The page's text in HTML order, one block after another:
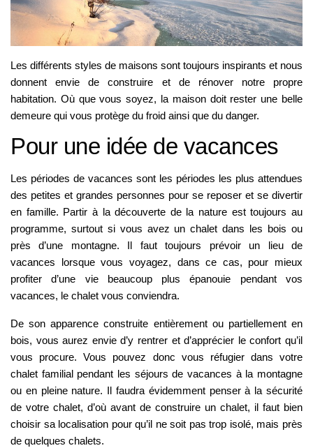
Les différents styles de maisons sont toujours inspirants et nous
donnent envie de construire et de rénover notre propre
habitation. Où que vous soyez, la maison doit rester une belle
demeure qui vous protège du froid ainsi que du danger.
Pour une idée de vacances
Les périodes de vacances sont les périodes les plus attendues
des petites et grandes personnes pour se reposer et se divertir
en famille. Partir à la découverte de la nature est toujours au
programme, surtout si vous avez un chalet dans les bois ou
près d’une montagne. Il faut toujours prévoir un lieu de
vacances lorsque vous voyagez, dans ce cas, pour mieux
profiter d’une vie beaucoup plus épanouie pendant vos
vacances, le chalet vous conviendra.
De son apparence construite entièrement ou partiellement en
bois, vous aurez envie d’y rentrer et d’apprécier le confort qu’il
vous procure. Vous pouvez donc vous réfugier dans votre
chalet familial pendant les séjours de vacances à la montagne
ou en pleine nature. Il faudra évidemment penser à la sécurité
de votre chalet, d’où avant de construire un chalet, il faut bien
choisir sa localisation pour qu’il ne soit pas trop isolé, mais près
de quelques chalets.